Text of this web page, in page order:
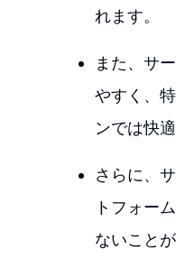
れます。
また、サ
やすく、
ンでは快
さらに、
トフォー
ないこと